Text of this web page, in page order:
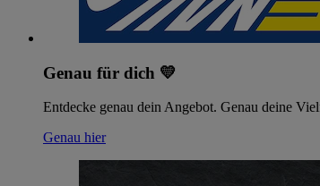
Genau für dich 💛
Entdecke genau dein Angebot. Genau deine
Genau hier